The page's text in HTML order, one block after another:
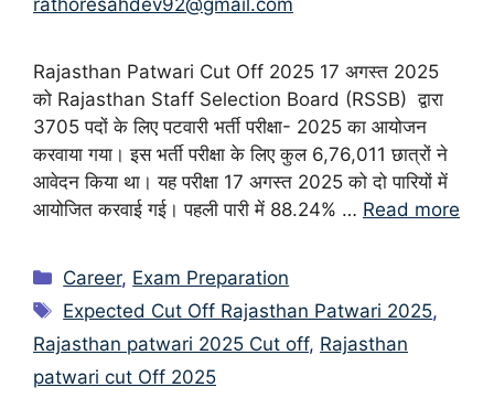
rathoresahdev92@gmail.com
Rajasthan Patwari Cut Off 2025 17 अगस्त 2025
को Rajasthan Staff Selection Board (RSSB) द्वारा
3705 पदों के लिए पटवारी भर्ती परीक्षा- 2025 का आयोजन
करवाया गया। इस भर्ती परीक्षा के लिए कुल 6,76,011 छात्रों ने
आवेदन किया था। यह परीक्षा 17 अगस्त 2025 को दो पारियों में
आयोजित करवाई गई। पहली पारी में 88.24% … Read more
Categories
Career, Exam Preparation
Tags
Expected Cut Off Rajasthan Patwari 2025,
Rajasthan patwari 2025 Cut off, Rajasthan
patwari cut Off 2025